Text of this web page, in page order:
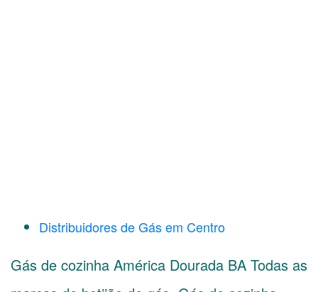
Distribuidores de Gás em Centro
Gás de cozinha América Dourada BA Todas as